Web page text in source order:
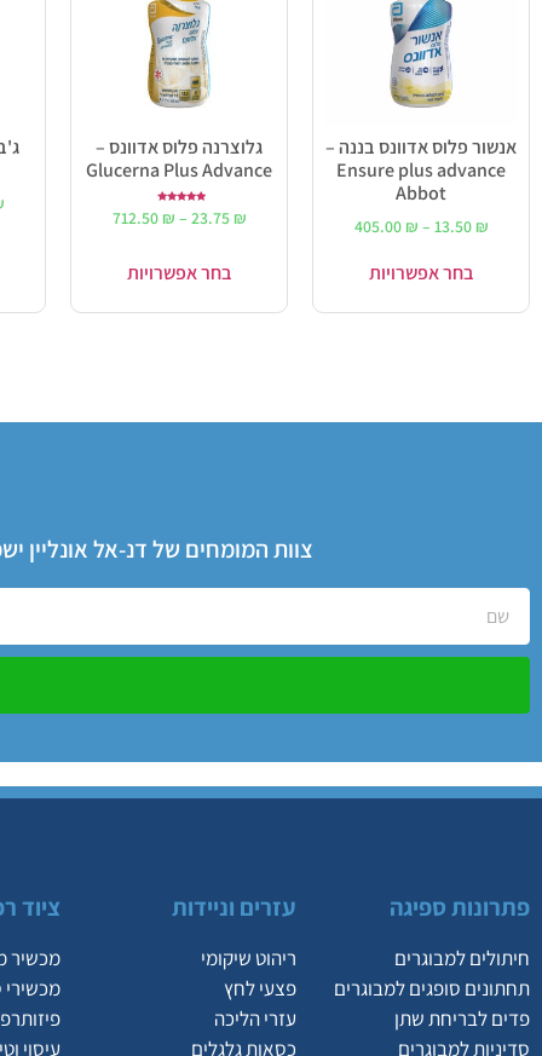
אנשור פלוס אדוונס בננה –
Ensure plus advance
Abbot
13.50 ₪
–
405.00 ₪
בחר אפשרויות
גלוצרנה פלוס אדוונס –
Glucerna Plus Advance
5.00 23.75 ₪
–
712.50 ₪
בחר אפשרויות
צוות המומחים של דנ-אל אונליין
פתרונות ספיגה
חיתולים למבוגרים
תחתונים סופגים למבוגרים
פדים לבריחת שתן
סדיניות למבוגרים
עזרים וניידות
ריהוט שיקומי
פצעי לחץ
עזרי הליכה
כסאות גלגלים
ציוד
מכשיר
עיסוי